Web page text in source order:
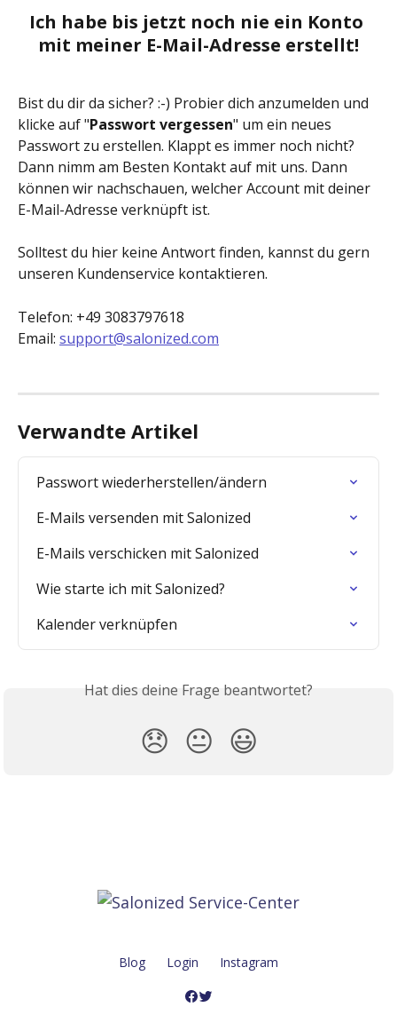
Ich habe bis jetzt noch nie ein Konto
mit meiner E-Mail-Adresse erstellt!
Bist du dir da sicher? :-) Probier dich anzumelden und
klicke auf "Passwort vergessen" um ein neues
Passwort zu erstellen. Klappt es immer noch nicht?
Dann nimm am Besten Kontakt auf mit uns. Dann
können wir nachschauen, welcher Account mit deiner
E-Mail-Adresse verknüpft ist.
Solltest du hier keine Antwort finden, kannst du gern
unseren Kundenservice kontaktieren.
Telefon: +49 3083797618
Email: support@salonized.com
Verwandte Artikel
Passwort wiederherstellen/ändern
E-Mails versenden mit Salonized
E-Mails verschicken mit Salonized
Wie starte ich mit Salonized?
Kalender verknüpfen
Hat dies deine Frage beantwortet?
😞 😐 😃
Blog Login Instagram